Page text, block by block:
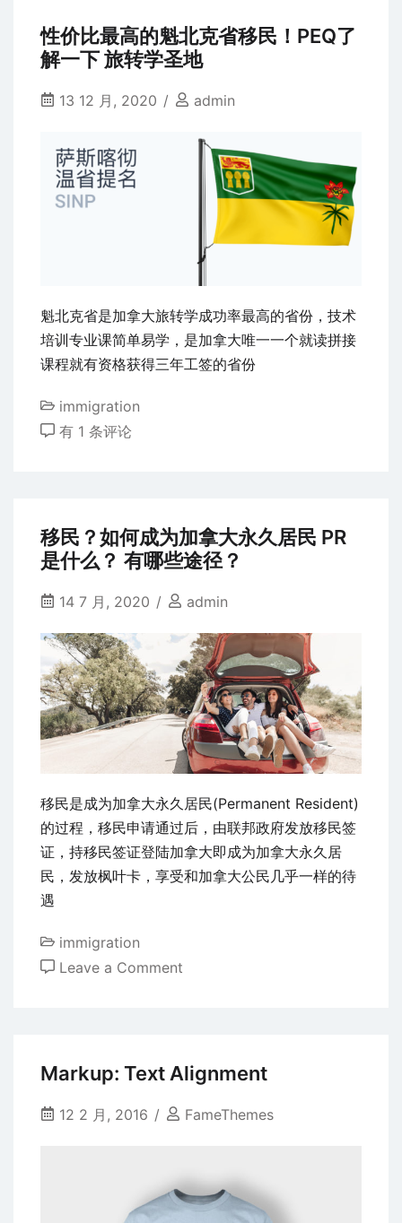
拿
枫
卡
录
资
移
民
–
民
中
审
性价比最高的魁北克省移民！PEQ了
解一下 旅转学圣地
13 12 月, 2020 admin
魁北克省是加拿大旅转学成功率最高的省份，技术
培训专业课简单易学，是加拿大唯一一个就读拼接
课程就有资格获得三年工签的省份
immigration
性
高
的
魁
北
省
移
民！
PEQ
了
一
下
旅
转
地
有 1 条评论
移民？如何成为加拿大永久居民 PR
是什么？ 有哪些途径？
14 7 月, 2020 admin
移民是成为加拿大永久居民(Permanent Resident)
的过程，移民申请通过后，由联邦政府发放移民签
证，持移民签证登陆加拿大即成为加拿大永久居
民，发放枫叶卡，享受和加拿大公民几乎一样的待
遇
immigration
Leave a Comment
何
成
为
大
永
Markup: Text Alignment
12 2 月, 2016 FameThemes